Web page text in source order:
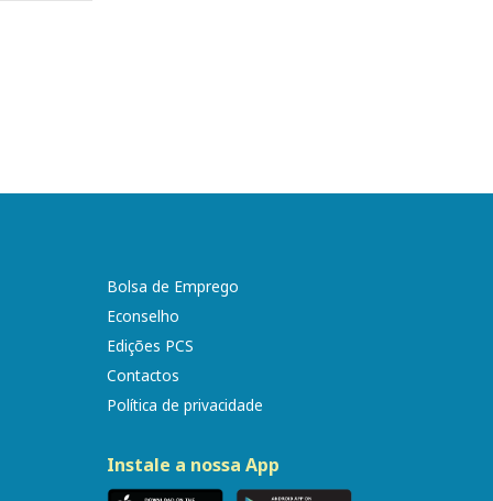
Bolsa de Emprego
Econselho
Edições PCS
Contactos
Política de privacidade
Instale a nossa App